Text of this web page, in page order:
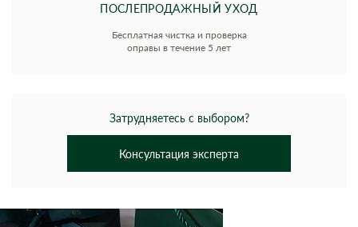
ПОСЛЕПРОДАЖНЫЙ УХОД
Бесплатная чистка и проверка
оправы в течение 5 лет
Затрудняетесь с выбором?
Консультация эксперта